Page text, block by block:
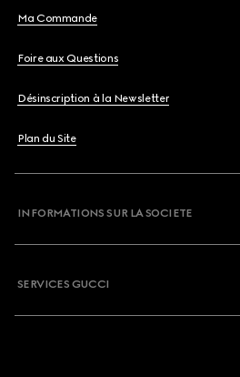
Ma Commande
Foire aux Questions
Désinscription à la Newsletter
Plan du Site
INFORMATIONS SUR LA SOCIETE
SERVICES GUCCI